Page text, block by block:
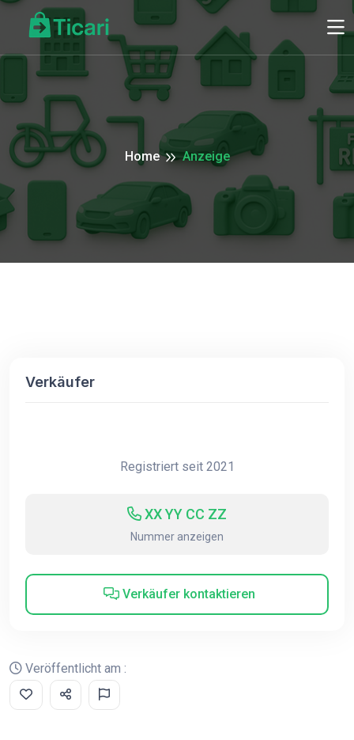
Home Anzeige
Verkäufer
Registriert seit 2021
XX YY CC ZZ
Nummer anzeigen
Verkäufer kontaktieren
Veröffentlicht am :